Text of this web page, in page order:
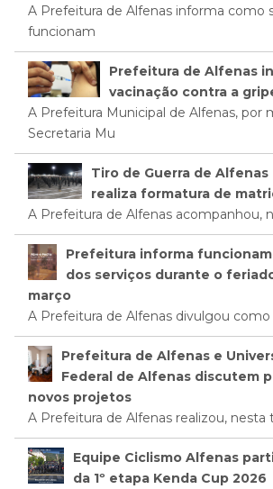
A Prefeitura de Alfenas informa como
funcionam
Prefeitura de Alfenas
vacinação contra a
A Prefeitura Municipal de Alfenas, por
Secretaria Mu
Tiro de Guerra de Alfenas
realiza formatura de
A Prefeitura de Alfenas acompanhou,
Prefeitura informa
dos serviços durante o
março
A Prefeitura de Alfenas divulgou como
Prefeitura de Alfenas e
Federal de Alfenas discutem
novos projetos
A Prefeitura de Alfenas realizou, nesta
Equipe Ciclismo Alfenas
da 1º etapa Kenda Cup 2026